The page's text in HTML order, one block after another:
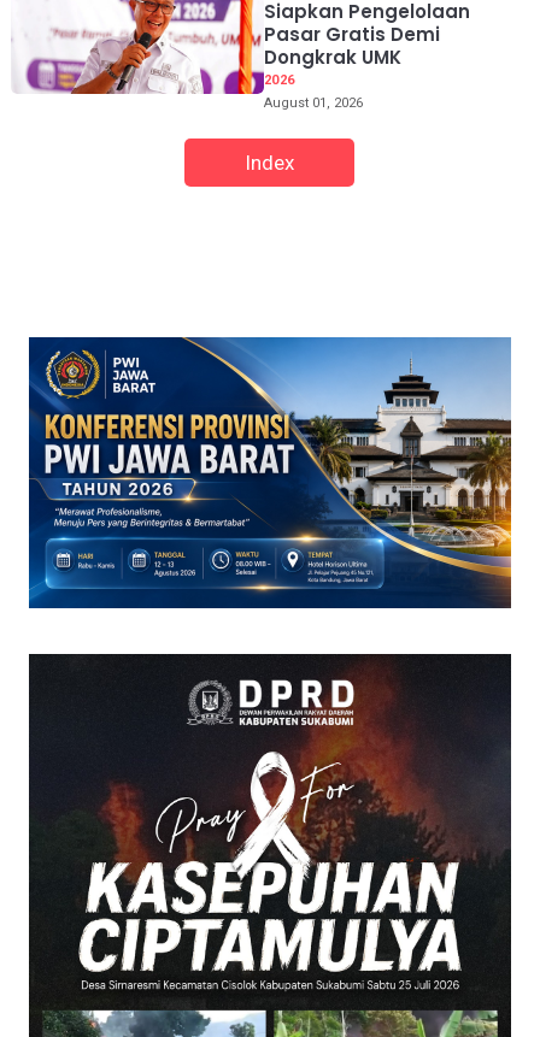
Siapkan Pengelolaan
Pasar Gratis Demi
Dongkrak UMK
2026
August 01, 2026
Index